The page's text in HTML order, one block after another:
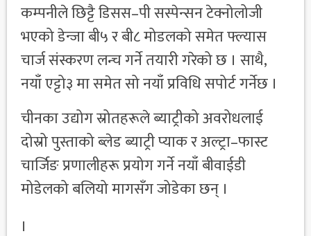
कम्पनीले छिट्टै डिसस–पी सस्पेन्सन टेक्नोलोजी
भएको डेन्जा बी५ र बी८ मोडलको समेत फ्ल्यास
चार्ज संस्करण लन्च गर्ने तयारी गरेको छ । साथै,
नयाँ एट्टो३ मा समेत सो नयाँ प्रविधि सपोर्ट गर्नेछ ।
चीनका उद्योग स्रोतहरूले ब्याट्रीको अवरोधलाई
दोस्रो पुस्ताको ब्लेड ब्याट्री प्याक र अल्ट्रा–फास्ट
चार्जिङ प्रणालीहरू प्रयोग गर्ने नयाँ बीवाईडी
मोडेलको बलियो मागसँग जोडेका छन् ।
।